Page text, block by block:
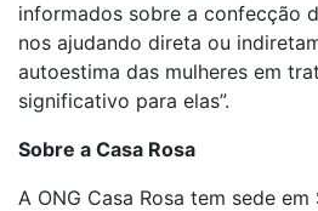
informados sobre a confecção
nos ajudando direta ou
autoestima das mulheres em
significativo para elas”.
Sobre a Casa Rosa
A ONG Casa Rosa tem sede